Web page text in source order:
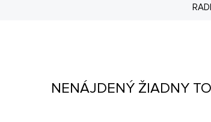
NENÁJDENÝ ŽIADNY